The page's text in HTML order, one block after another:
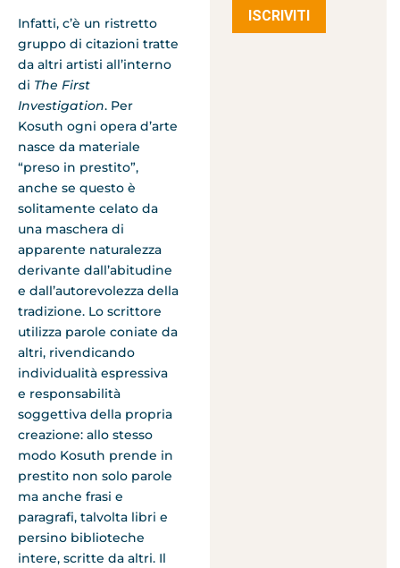
Infatti, c’è un ristretto
gruppo di citazioni tratte
da altri artisti all’interno
di The First
Investigation. Per
Kosuth ogni opera d’arte
nasce da materiale
“preso in prestito”,
anche se questo è
solitamente celato da
una maschera di
apparente naturalezza
derivante dall’abitudine
e dall’autorevolezza della
tradizione. Lo scrittore
utilizza parole coniate da
altri, rivendicando
individualità espressiva
e responsabilità
soggettiva della propria
creazione: allo stesso
modo Kosuth prende in
prestito non solo parole
ma anche frasi e
paragrafi, talvolta libri e
persino biblioteche
intere, scritte da altri. Il
ISCRIVITI